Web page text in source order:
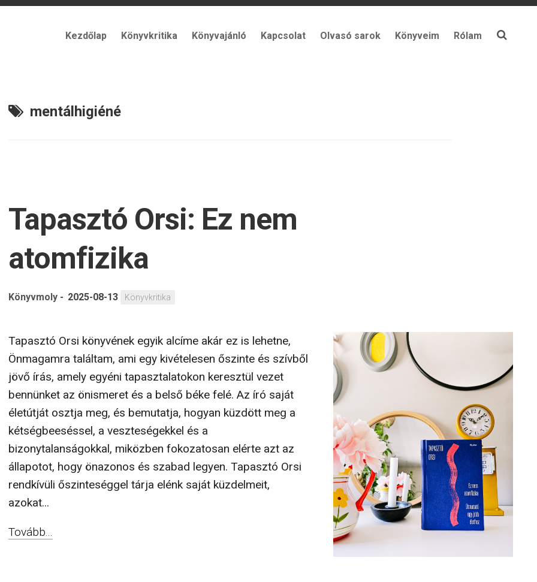
Kezdőlap Könyvkritika Könyvajánló Kapcsolat Olvasó sarok Könyveim Rólam
mentálhigiéné
Tapasztó Orsi: Ez nem
atomfizika
Könyvmoly - 2025-08-13 Könyvkritika
Tapasztó Orsi könyvének egyik alcíme akár ez is lehetne,
Önmagamra találtam, ami egy kivételesen őszinte és szívből
jövő írás, amely egyéni tapasztalatokon keresztül vezet
bennünket az önismeret és a belső béke felé. Az író saját
életútját osztja meg, és bemutatja, hogyan küzdött meg a
kétségbeeséssel, a veszteségekkel és a
bizonytalanságokkal, miközben fokozatosan elérte azt az
állapotot, hogy önazonos és szabad legyen. Tapasztó Orsi
rendkívüli őszinteséggel tárja elénk saját küzdelmeit,
azokat...
Tovább...